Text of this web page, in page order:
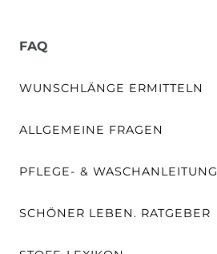
FAQ
WUNSCHLÄNGE ERMITTELN
ALLGEMEINE FRAGEN
PFLEGE- & WASCHANLEITUNG
SCHÖNER LEBEN. RATGEBER